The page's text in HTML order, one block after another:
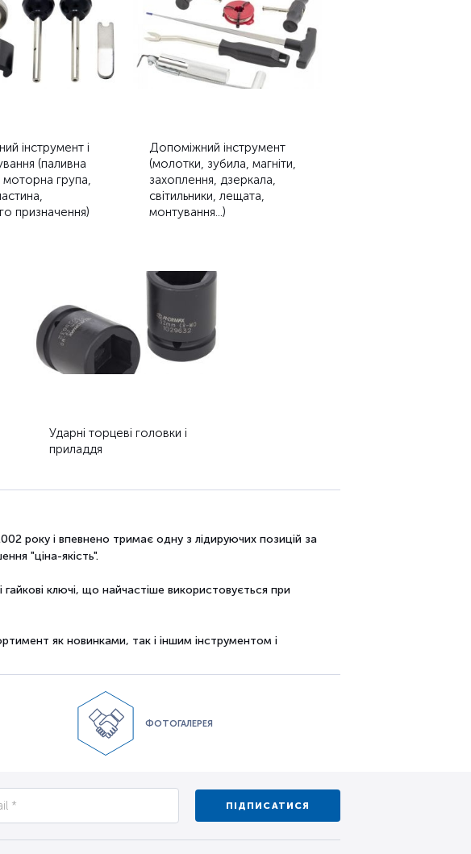
інструмент і
(паливна
моторна група,
призначення)
Допоміжний інструмент
(молотки, зубила, магніти,
захоплення, дзеркала,
світильники, лещата,
монтування...)
Ударні торцеві головки і
приладдя
року і впевнено тримає одну з лідируючих позицій за
"ціна-якість".
ключі, що найчастіше використовується при
як новинками, так і іншим інструментом і
ФОТОГАЛЕРЕЯ
ПІДПИСАТИСЯ